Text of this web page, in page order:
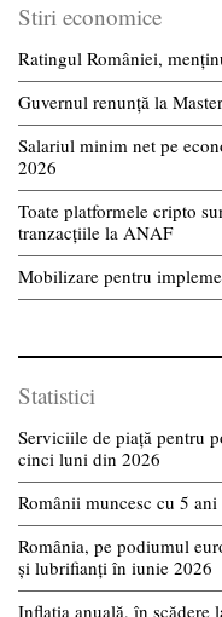
Stiri economice
Ratingul României,
Guvernul renunță la
Salariul minim net pe
2026
Toate platformele cripto
tranzacțiile la ANAF
Mobilizare pentru
Statistici
Serviciile de piață pentru
cinci luni din 2026
Românii muncesc cu 5
România, pe podiumul
și lubrifianți în iunie 2026
Inflația anuală, în scădere